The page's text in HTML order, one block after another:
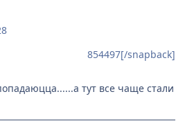
854497[/snapback]
тут все чаще стали